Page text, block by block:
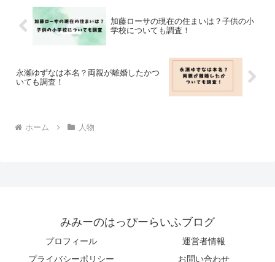
加藤ローサの現在の住まいは？子供の小
学校についても調査！
永瀬ゆずなは本名？両親が離婚したかつ
いても調査！
ホーム 人物
みみーのはっぴーらいふブログ
プロフィール
運営者情報
プライバシーポリシー
お問い合わせ